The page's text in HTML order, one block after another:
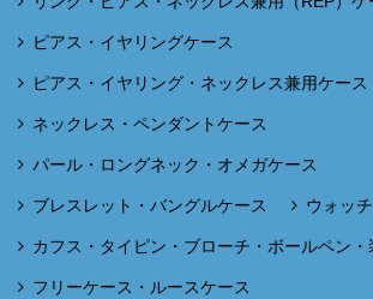
ピアス・イヤリングケース
ピアス・イヤリング・ネックレス兼用ケース
ネックレス・ペンダントケース
パール・ロングネック・オメガケース
ブレスレット・バングルケース ウォッ
カフス・タイピン・ブローチ・ボールペン
フリーケース・ルースケース